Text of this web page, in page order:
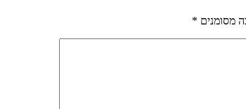
מסומנים *